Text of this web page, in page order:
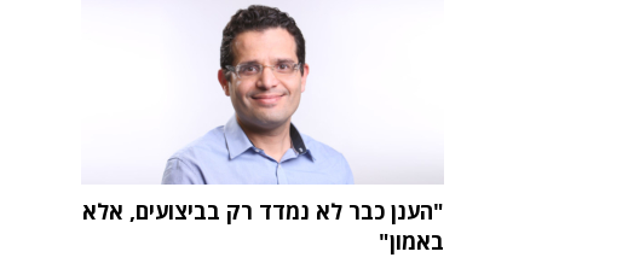
"הענן כבר לא נמדד רק בביצועים, אלא
באמון"